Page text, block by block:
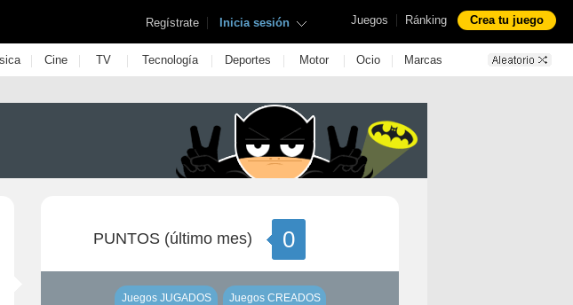
Juegos | Ránking Crea tu juego
Regístrate | Inicia sesión
| Cine | TV | Tecnología | Deportes | Motor | Ocio | Marcas
PUNTOS (último mes) 0
Juegos JUGADOS Juegos CREADOS